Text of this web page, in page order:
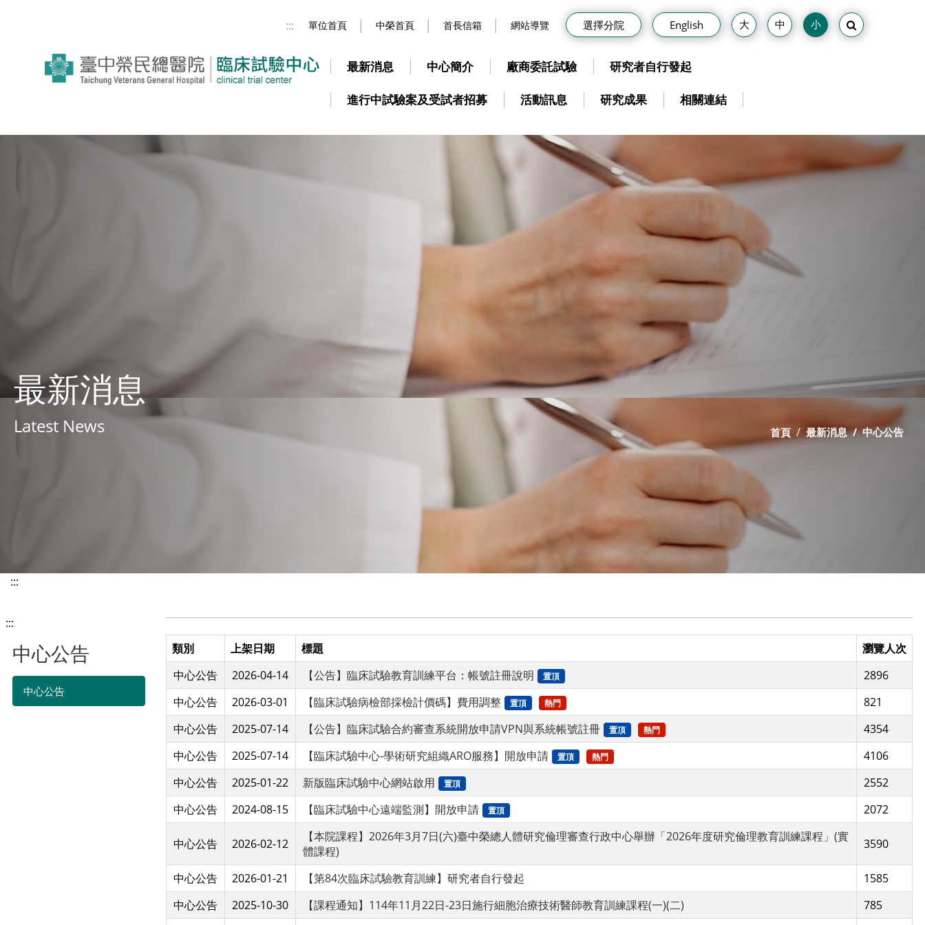
:::
單位首頁 中榮首頁 首長信箱 網站導覽 選擇分院 English
最新消息 中心簡介 廠商委託試驗 研究者自行發起
進行中試驗案及受試者招募 活動訊息 研究成果 相關連結
最新消息
Latest News 首頁 最新消息 中心公告
:::
:::
中心公告
中心公告
類別 上架日期 標題
瀏覽人次
中心公告
2026-04-14 【公告】臨床試驗教育訓練平台：帳號註冊說明 置頂
2896
中心公告
2026-03-01 【臨床試驗病檢部採檢計價碼】費用調整 置頂 熱門
821
中心公告
2025-07-14 【公告】臨床試驗合約審查系統開放申請VPN與系統帳號註冊 置頂 熱門
4354
中心公告
2025-07-14 【臨床試驗中心-學術研究組織ARO服務】開放申請 置頂 熱門
4106
中心公告
2025-01-22 新版臨床試驗中心網站啟用 置頂
2552
中心公告
2024-08-15 【臨床試驗中心遠端監測】開放申請 置頂 2072
中心公告 2026-02-12
【本院課程】2026年3月7日(六)臺中榮總人體研究倫理審查行政中心舉辦「2026年度研究倫理教育訓練課程」(實
體課程)
3590
中心公告 2026-01-21 【第84次臨床試驗教育訓練】研究者自行發起
1585
中心公告
2025-10-30 【課程通知】114年11月22日-23日施行細胞治療技術醫師教育訓練課程(一)(二)
785